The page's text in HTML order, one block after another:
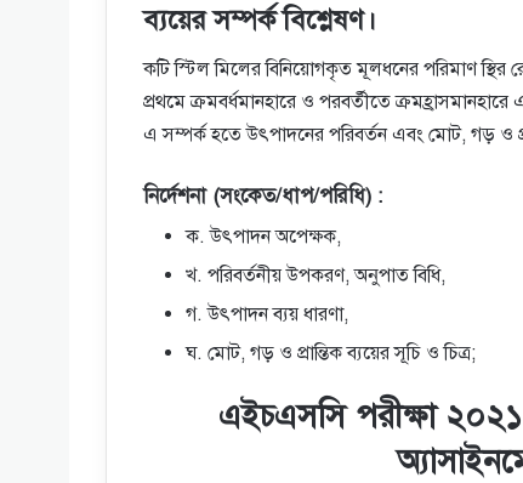
ব্যয়ের সম্পর্ক বিশ্লেষণ।
কটি স্টিল মিলের বিনিয়ােগকৃত মূলধনের পরিমাণ
প্রথমে ক্রমবর্ধমানহারে ও পরবর্তীতে
এ সম্পর্ক হতে উৎপাদনের পরিবর্তন এবং মােট, গড় ও
নির্দেশনা (সংকেত/ধাপ/পরিধি) :
ক. উৎপাদন অপেক্ষক,
খ. পরিবর্তনীয় উপকরণ, অনুপাত বিধি,
গ. উৎপাদন ব্যয় ধারণা,
ঘ. মােট, গড় ও প্রান্তিক ব্যয়ের সূচি ও চিত্র;
এইচএসসি পরীক্ষা ২০২১